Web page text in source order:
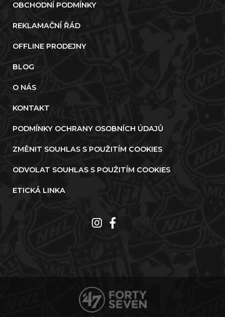
OBCHODNÍ PODMÍNKY
REKLAMAČNÍ ŘÁD
OFFLINE PRODEJNY
BLOG
O NÁS
KONTAKT
PODMÍNKY OCHRANY OSOBNÍCH ÚDAJŮ
ZMĚNIT SOUHLAS S POUŽITÍM COOKIES
ODVOLAT SOUHLAS S POUŽITÍM COOKIES
ETICKÁ LINKA